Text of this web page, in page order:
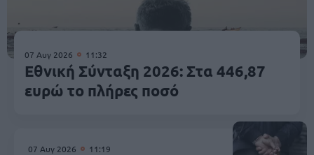
07 Αυγ 2026 11:32
Εθνική Σύνταξη 2026: Στα 446,87
ευρώ το πλήρες ποσό
07 Αυγ 2026 11:19